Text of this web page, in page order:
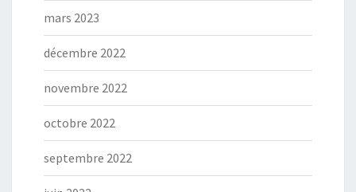
mars 2023
décembre 2022
novembre 2022
octobre 2022
septembre 2022